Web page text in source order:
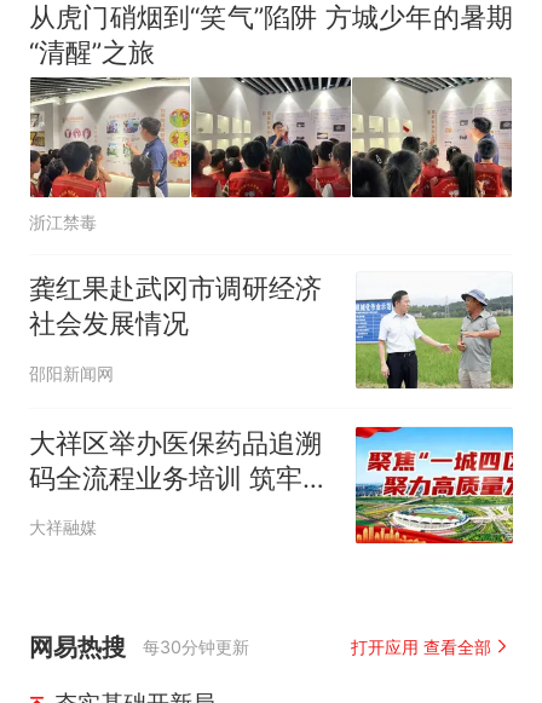
从虎门硝烟到“笑气”陷阱 方城少年的暑期
“清醒”之旅
浙江禁毒
龚红果赴武冈市调研经济
社会发展情况
邵阳新闻网
大祥区举办医保药品追溯
码全流程业务培训 筑牢群
众用药安全防线
大祥融媒
网易热搜 每30分钟更新 打开应用 查看全部